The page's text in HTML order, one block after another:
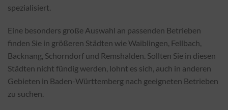
spezialisiert.
Eine besonders große Auswahl an passenden Betrieben
finden Sie in größeren Städten wie Waiblingen, Fellbach,
Backnang, Schorndorf und Remshalden. Sollten Sie in diesen
Städten nicht fündig werden, lohnt es sich, auch in anderen
Gebieten in Baden-Württemberg nach geeigneten Betrieben
zu suchen.